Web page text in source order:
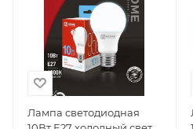
Лампа светодиодная